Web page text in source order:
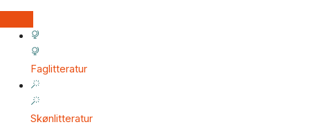
Faglitteratur
Skønlitteratur